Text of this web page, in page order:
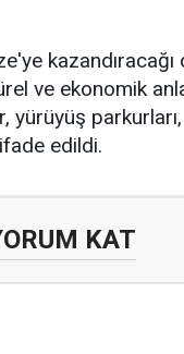
ve ekonomik
yürüyüş
edildi.
KAT